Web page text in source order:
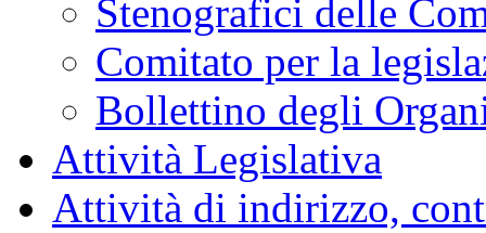
Stenografici delle
Comitato per la
Bollettino degli
Attività Legislativa
Attività di indirizzo,